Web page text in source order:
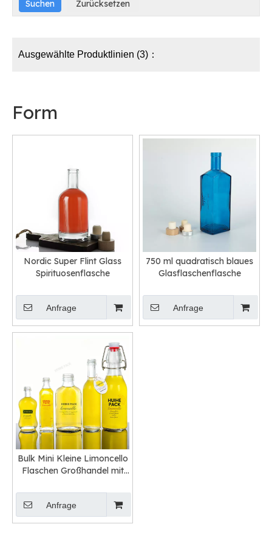
Ausgewählte Produktlinien (3)：
Form
Nordic Super Flint Glass
Spirituosenflasche
Anfrage
750 ml quadratisch blaues
Glasflaschenflasche
Anfrage
Bulk Mini Kleine Limoncello
Flaschen Großhandel mit
Anfrage